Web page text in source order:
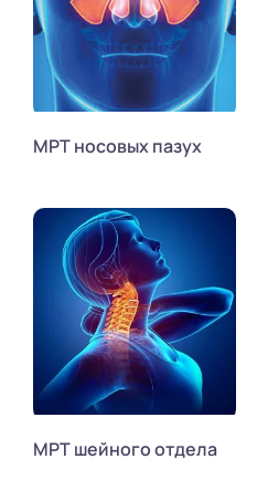
МРТ носовых пазух
МРТ шейного отдела